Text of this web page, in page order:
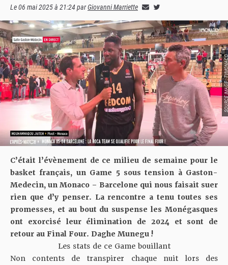
Le06 mai 2025 à 21:24parGiovanni Marriette
SOURCE
C’était l’évènement de ce milieu de semaine pour le
basket français, un Game 5 sous tension à Gaston-
Medecin, un Monaco – Barcelone qui nous faisait suer
rien que d’y penser. La rencontre a tenu toutes ses
promesses, et au bout du suspense les Monégasques
ont exorcisé leur élimination de 2024 et sont de
retour au Final Four. Daghe Munegu !
Les stats de ce Game bouillant
Non contents de transpirer chaque nuit lors des